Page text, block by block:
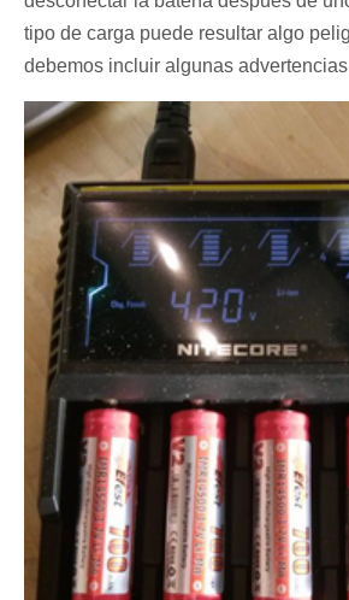
tipo de carga puede resultar algo
debemos incluir algunas